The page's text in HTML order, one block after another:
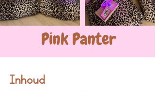
Pink Panter
Inhoud